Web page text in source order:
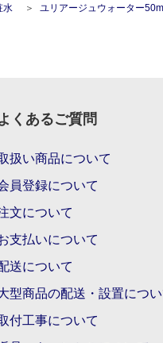
水 ユリアージュウォーター50mL ユリアー
くあるご質問
扱い商品について
員登録について
文について
支払いについて
送について
型商品の配送・設置につ
付工事について